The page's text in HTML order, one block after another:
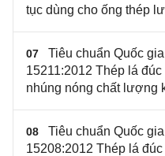
tục dùng cho ống thép
07
Tiêu chuẩn Quốc
15211:2012 Thép lá
nhúng nóng chất lượng
08
Tiêu chuẩn Quốc
15208:2012 Thép lá